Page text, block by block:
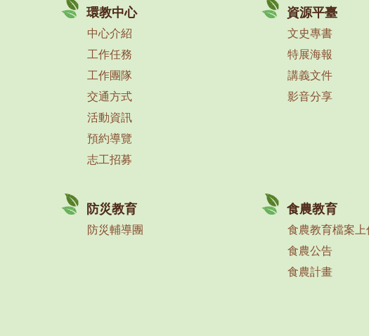
環教中心
中心介紹
工作任務
工作團隊
交通方式
活動資訊
預約導覽
志工招募
資源平臺
文史專書
特展海報
講義文件
影音分享
防災教育
防災輔導團
食農教育
食農教育檔案上
食農公告
食農計畫